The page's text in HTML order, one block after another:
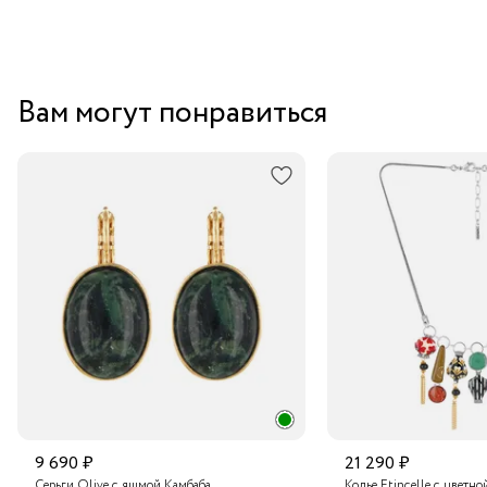
Вам могут понравиться
9 690 ₽ 21 290 ₽